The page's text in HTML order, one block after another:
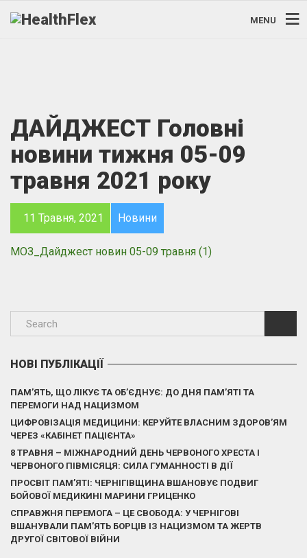
MENU
ДАЙДЖЕСТ Головні
новини тижня 05-09
травня 2021 року
11 Травня, 2021 Новини
МОЗ_Дайджест новин 05-09 травня (1)
НОВІ ПУБЛІКАЦІЇ
ПАМ’ЯТЬ, ЩО ЛІКУЄ ТА ОБ’ЄДНУЄ: ДО ДНЯ ПАМ’ЯТІ ТА
ПЕРЕМОГИ НАД НАЦИЗМОМ
ЦИФРОВІЗАЦІЯ МЕДИЦИНИ: КЕРУЙТЕ ВЛАСНИМ ЗДОРОВ’ЯМ
ЧЕРЕЗ «КАБІНЕТ ПАЦІЄНТА»
8 ТРАВНЯ – МІЖНАРОДНИЙ ДЕНЬ ЧЕРВОНОГО ХРЕСТА І
ЧЕРВОНОГО ПІВМІСЯЦЯ: СИЛА ГУМАННОСТІ В ДІЇ
ПРОСВІТ ПАМ’ЯТІ: ЧЕРНІГІВЩИНА ВШАНОВУЄ ПОДВИГ
БОЙОВОЇ МЕДИКИНІ МАРИНИ ГРИЦЕНКО
СПРАВЖНЯ ПЕРЕМОГА – ЦЕ СВОБОДА: У ЧЕРНІГОВІ
ВШАНУВАЛИ ПАМ’ЯТЬ БОРЦІВ ІЗ НАЦИЗМОМ ТА ЖЕРТВ
ДРУГОЇ СВІТОВОЇ ВІЙНИ